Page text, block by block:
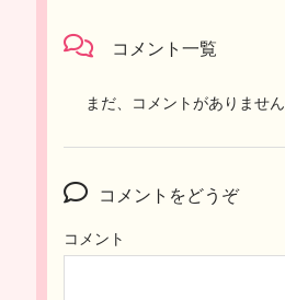
コメント一覧
まだ、コメントがありません
コメントをどうぞ
コメント